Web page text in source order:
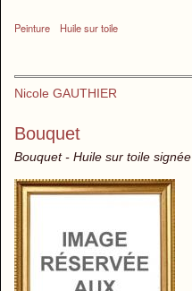
Peinture Huile sur toile
Nicole GAUTHIER
Bouquet
Bouquet - Huile sur toile signée